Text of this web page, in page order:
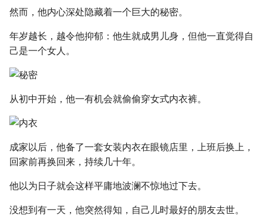
然而，他内心深处隐藏着一个巨大的秘密。
年岁越长，越令他抑郁：他生就成男儿身，但他一直觉得自
己是一个女人。
从初中开始，他一有机会就偷偷穿女式内衣裤。
成家以后，他备了一套女装内衣在眼镜店里，上班后换上，
回家前再换回来，持续几十年。
他以为日子就会这样平庸地波澜不惊地过下去。
没想到有一天，他突然得知，自己儿时最好的朋友去世。